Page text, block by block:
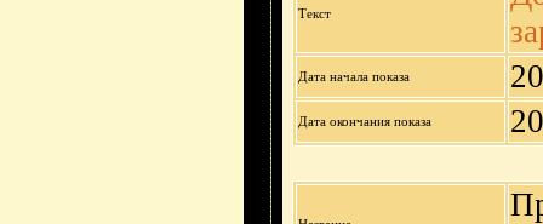
Текст
Дата начала показа
Дата окончания показа